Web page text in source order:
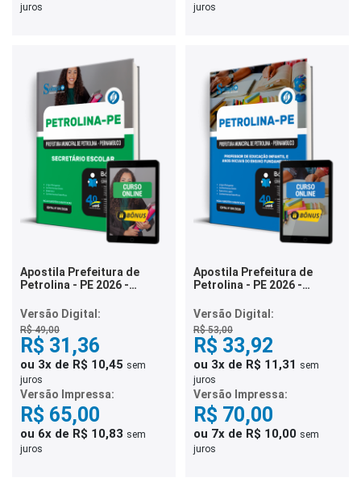
juros
juros
Apostila Prefeitura de
Petrolina - PE 2026 -
Versão Digital:
R$ 49,00
R$ 31,36
ou 3x de R$ 10,45 sem
juros
Versão Impressa:
R$ 65,00
ou 6x de R$ 10,83 sem
juros
Apostila Prefeitura de
Petrolina - PE 2026 -
Infantil e Anos Iniciais do
Ensino Fundamental
Versão Digital:
R$ 53,00
R$ 33,92
ou 3x de R$ 11,31 sem
juros
Versão Impressa:
R$ 70,00
ou 7x de R$ 10,00 sem
juros